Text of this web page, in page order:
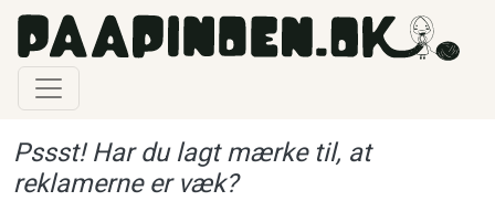
Gå til hovedindhold
Pssst! Har du lagt mærke til, at
reklamerne er væk?